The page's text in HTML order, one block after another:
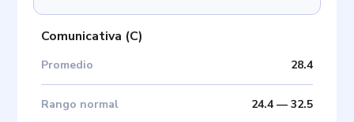
Comunicativa (C)
Promedio 28.4
Rango normal 24.4— 32.5